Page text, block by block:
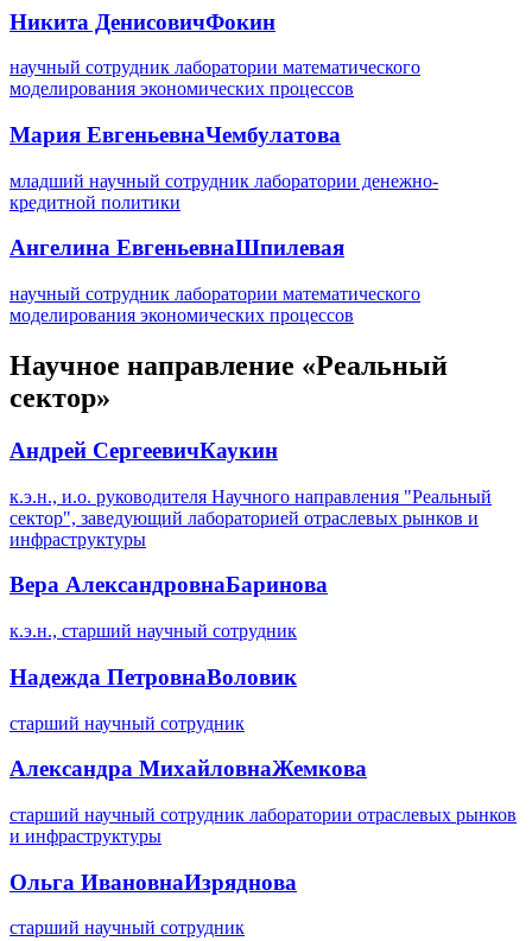
Никита ДенисовичФокин
научный сотрудник лаборатории математического
моделирования экономических процессов
Мария ЕвгеньевнаЧембулатова
младший научный сотрудник лаборатории денежно-
кредитной политики
Ангелина ЕвгеньевнаШпилевая
научный сотрудник лаборатории математического
моделирования экономических процессов
Научное направление «Реальный
сектор»
Андрей СергеевичКаукин
к.э.н., и.о. руководителя Научного направления "Реальный
сектор", заведующий лабораторией отраслевых рынков и
инфраструктуры
Вера АлександровнаБаринова
к.э.н., старший научный сотрудник
Надежда ПетровнаВоловик
старший научный сотрудник
Александра МихайловнаЖемкова
старший научный сотрудник лаборатории отраслевых рынков
и инфраструктуры
Ольга ИвановнаИзряднова
старший научный сотрудник